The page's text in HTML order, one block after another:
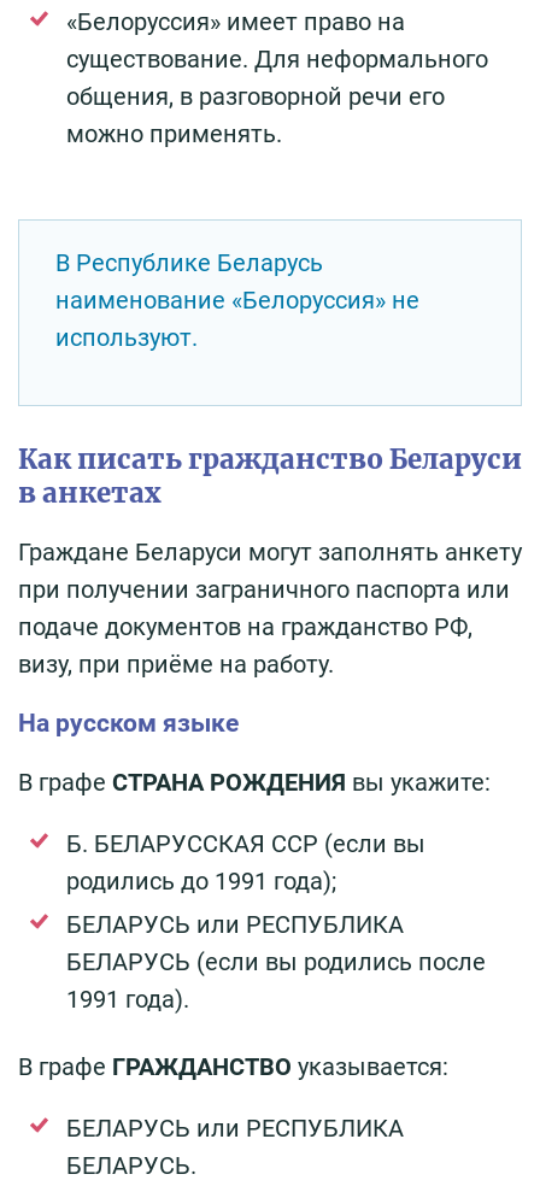
«Белоруссия» имеет право на
существование. Для неформального
общения, в разговорной речи его
можно применять.
В Республике Беларусь
наименование «Белоруссия» не
используют.
Как писать гражданство Беларуси
в анкетах
Граждане Беларуси могут заполнять анкету
при получении заграничного паспорта или
подаче документов на гражданство РФ,
визу, при приёме на работу.
На русском языке
В графе СТРАНА РОЖДЕНИЯ вы укажите:
Б. БЕЛАРУССКАЯ ССР (если вы
родились до 1991 года);
БЕЛАРУСЬ или РЕСПУБЛИКА
БЕЛАРУСЬ (если вы родились после
1991 года).
В графе ГРАЖДАНСТВО указывается:
БЕЛАРУСЬ или РЕСПУБЛИКА
БЕЛАРУСЬ.